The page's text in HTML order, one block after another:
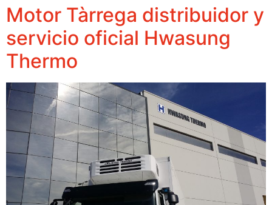
Motor Tàrrega distribuidor y
servicio oficial Hwasung
Thermo